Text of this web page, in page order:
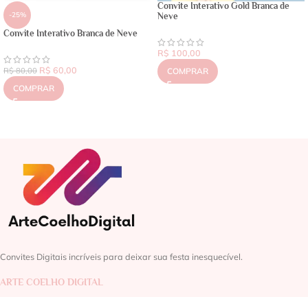
-25%
Convite Interativo Branca de Neve
R$80,00 R$ 60,00
COMPRAR
Convite Interativo Gold Branca de
Neve
R$ 100,00
COMPRAR
Convites Digitais incríveis para deixar sua festa inesquecível.
ARTE COELHO DIGITAL